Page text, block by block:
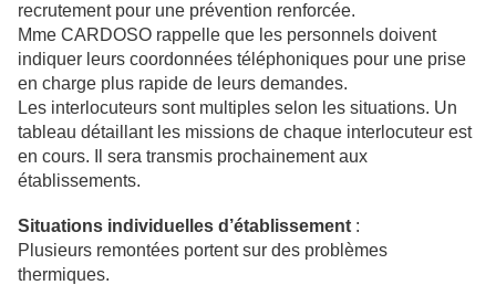
recrutement pour une prévention renforcée.
Mme CARDOSO rappelle que les personnels doivent
indiquer leurs coordonnées téléphoniques pour une prise
en charge plus rapide de leurs demandes.
Les interlocuteurs sont multiples selon les situations. Un
tableau détaillant les missions de chaque interlocuteur est
en cours. Il sera transmis prochainement aux
établissements.
Situations individuelles d’établissement :
Plusieurs remontées portent sur des problèmes
thermiques.